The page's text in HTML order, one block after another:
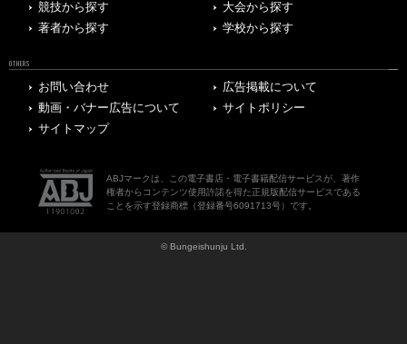
競技から探す
大会から探す
著者から探す
学校から探す
OTHERS
お問い合わせ
広告掲載について
動画・バナー広告について
サイトポリシー
サイトマップ
ABJマークは、この電子書店・電子書籍配信サービスが、著作
権者からコンテンツ使用許諾を得た正規版配信サービスである
ことを示す登録商標（登録番号6091713号）です。
© Bungeishunju Ltd.